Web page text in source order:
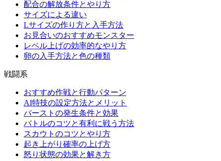
配合の解放条件とやり方
サイズによる違い
Lサイズの作り方と入手方法
お見合いのおすすめモンスター
レベル上げの効率的なやり方
卵の入手方法と色の種類
戦闘系
おすすめ作戦と行動パターン
AI特技の設定方法とメリット
バーストの発生条件と効果
バトルのコツと有利に戦う方法
スカウトのコツとやり方
起き上がり確率の上げ方
怒り状態の効果と解き方